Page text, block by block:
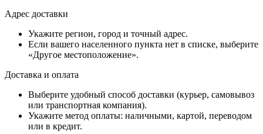
Адрес доставки
Укажите регион, город и точный адрес.
Если вашего населенного пункта нет в списке, выберите
«Другое местоположение».
Доставка и оплата
Выберите удобный способ доставки (курьер, самовывоз
или транспортная компания).
Укажите метод оплаты: наличными, картой, переводом
или в кредит.